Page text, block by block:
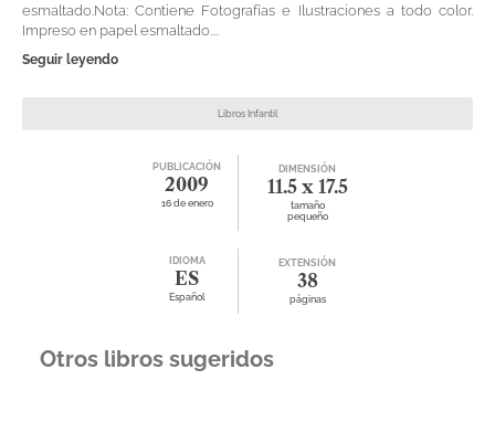
esmaltado.Nota: Contiene Fotografías e Ilustraciones a todo color.
Impreso en papel esmaltado....
Seguir leyendo
Libros Infantil
PUBLICACIÓN
2009
16 de enero
DIMENSIÓN
11.5 x 17.5
tamaño
pequeño
IDIOMA
ES
Español
EXTENSIÓN
38
páginas
Otros libros sugeridos